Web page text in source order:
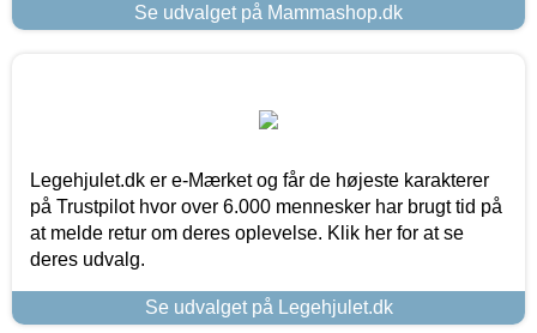
Se udvalget på Mammashop.dk
Legehjulet.dk er e-Mærket og får de højeste karakterer
på Trustpilot hvor over 6.000 mennesker har brugt tid på
at melde retur om deres oplevelse. Klik her for at se
deres udvalg.
Se udvalget på Legehjulet.dk